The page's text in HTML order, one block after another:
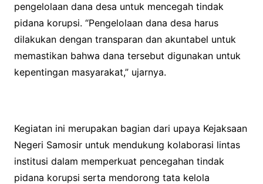
pengelolaan dana desa untuk mencegah tindak
pidana korupsi. “Pengelolaan dana desa harus
dilakukan dengan transparan dan akuntabel untuk
memastikan bahwa dana tersebut digunakan untuk
kepentingan masyarakat,” ujarnya.
Kegiatan ini merupakan bagian dari upaya Kejaksaan
Negeri Samosir untuk mendukung kolaborasi lintas
institusi dalam memperkuat pencegahan tindak
pidana korupsi serta mendorong tata kelola